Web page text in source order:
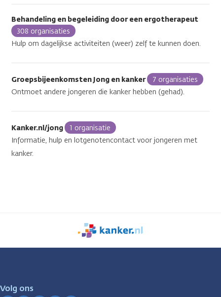
Behandeling en begeleiding door een ergotherapeut
308 organisaties
Hulp om dagelijkse activiteiten (weer) zelf te kunnen doen.
Groepsbijeenkomsten Jong en kanker
7 organisaties
Ontmoet andere jongeren die kanker hebben (gehad).
Kanker.nl/jong
1 organisatie
Informatie, hulp en lotgenotencontact voor jongeren met
kanker.
We
zijn
Volg ons